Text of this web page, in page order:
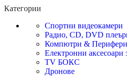
Категории
Спортни видеокамери
Радио, CD, DVD
Компютри &
Електронни аксесоари
TV БОКС
Дронове